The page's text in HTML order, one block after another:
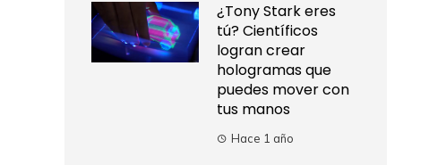
¿Tony Stark eres
tú? Científicos
logran crear
hologramas que
puedes mover con
tus manos
Hace 1 año